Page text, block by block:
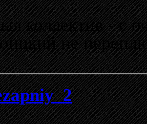
коллектив - с
не